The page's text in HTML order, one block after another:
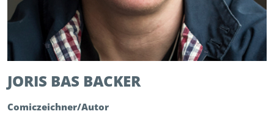
JORIS BAS BACKER
Comiczeichner/Autor